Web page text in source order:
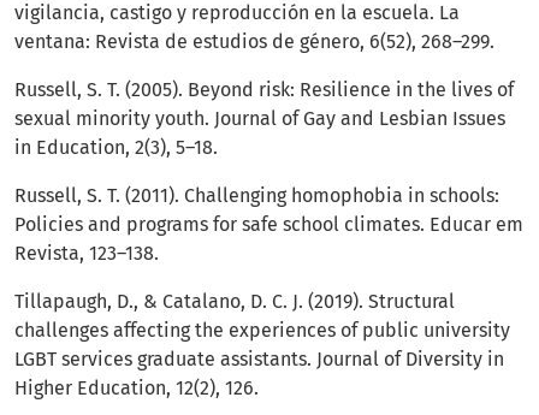
vigilancia, castigo y reproducción en la escuela. La
ventana: Revista de estudios de género, 6(52), 268–299.
Russell, S. T. (2005). Beyond risk: Resilience in the lives of
sexual minority youth. Journal of Gay and Lesbian Issues
in Education, 2(3), 5–18.
Russell, S. T. (2011). Challenging homophobia in schools:
Policies and programs for safe school climates. Educar em
Revista, 123–138.
Tillapaugh, D., & Catalano, D. C. J. (2019). Structural
challenges affecting the experiences of public university
LGBT services graduate assistants. Journal of Diversity in
Higher Education, 12(2), 126.